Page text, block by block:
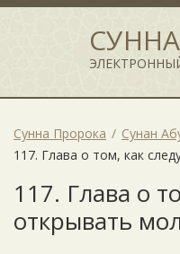
Сунна Пророка Сунан
117. Глава о том, как
117. Глава о
открывать